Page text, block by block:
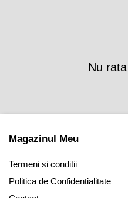
Nu
Magazinul Meu
Termeni si conditii
Politica de Confidentialitate